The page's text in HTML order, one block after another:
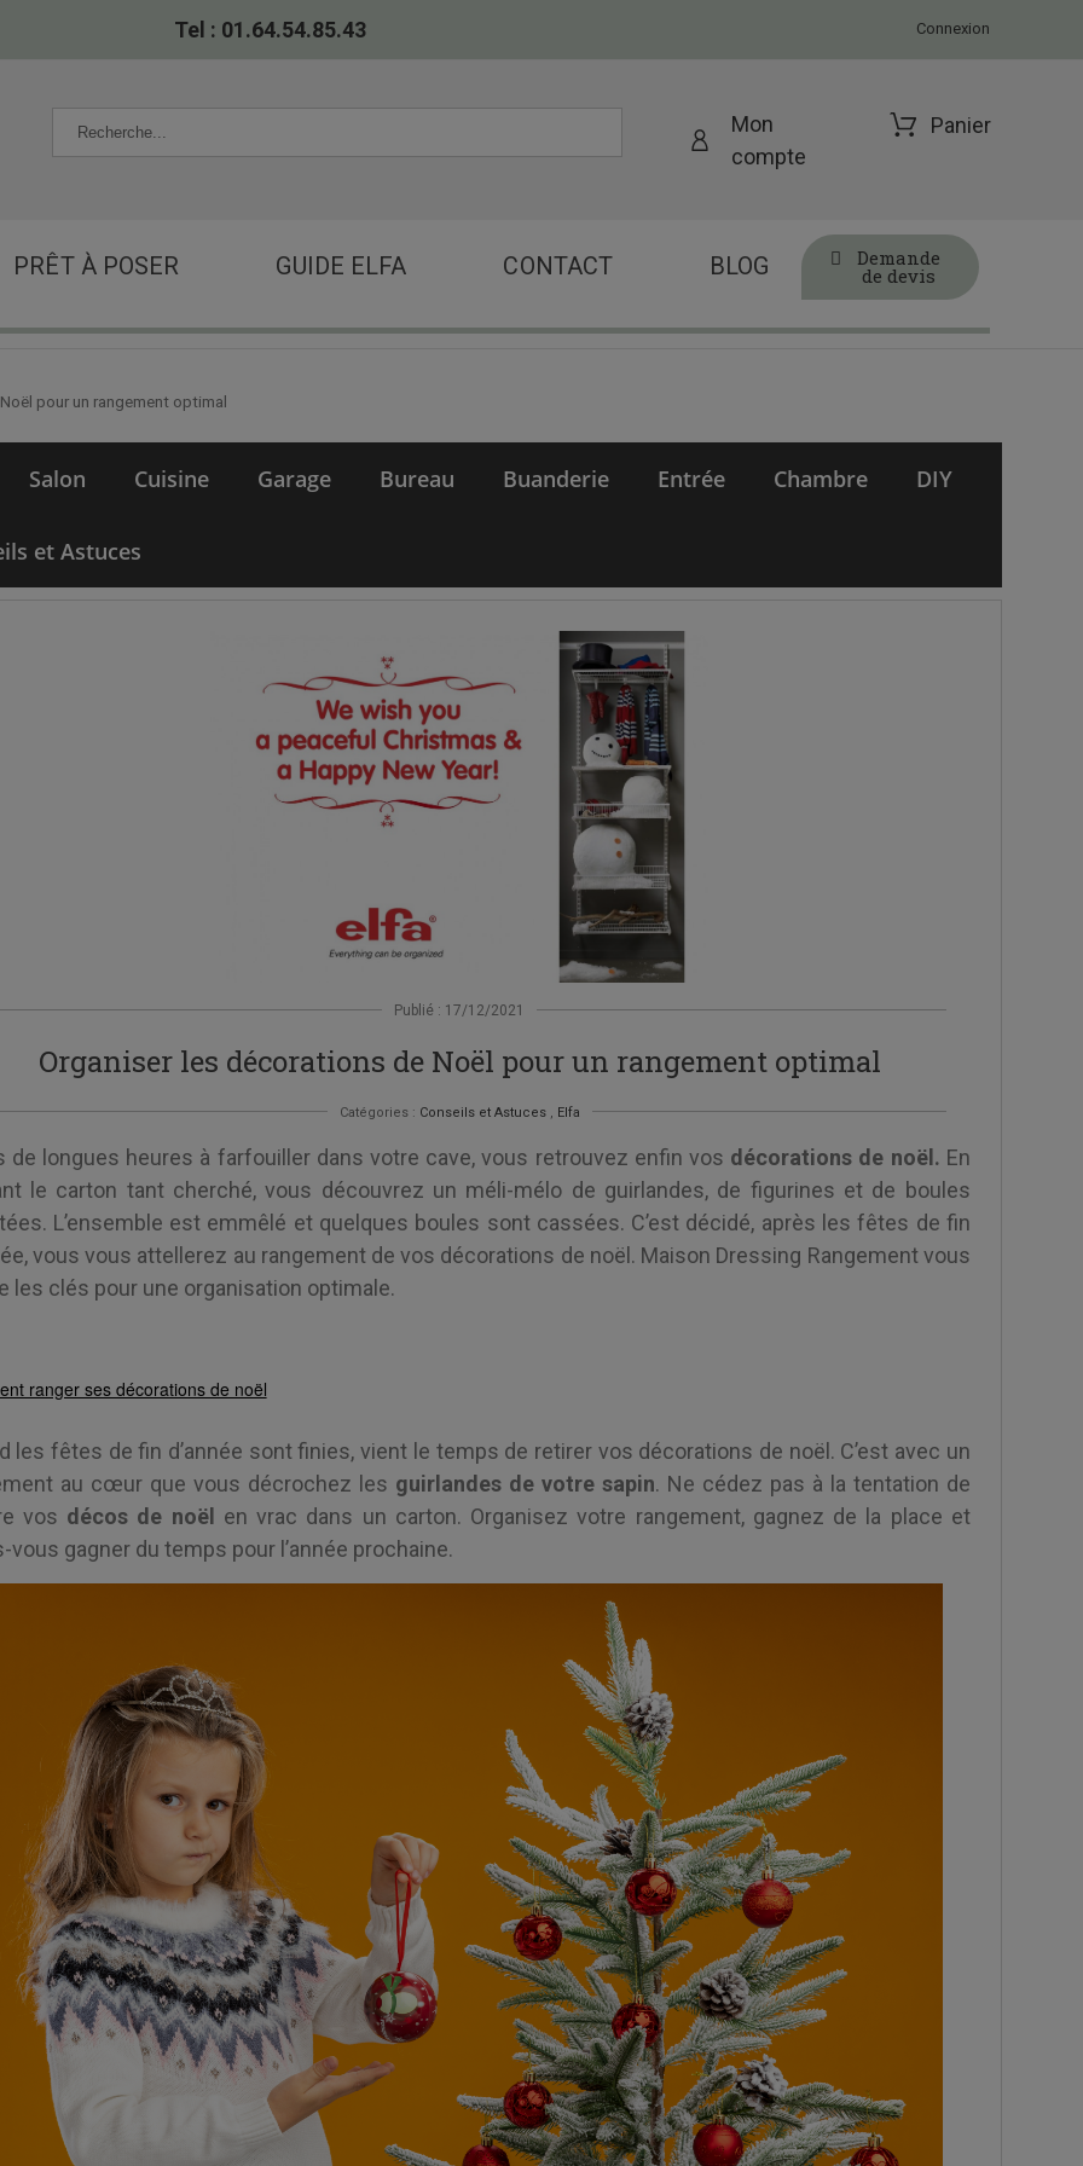
Tel : 01.64.54.85.43 Connexion
Mon
compte
Panier
PRÊT À POSER GUIDE ELFA CONTACT BLOG Demande
de devis
pour un rangement optimal
Salon Cuisine Garage Bureau Buanderie Entrée Chambre DIY
et Astuces
Publié : 17/12/2021
Organiser les décorations de Noël pour un rangement optimal
Catégories : Conseils et Astuces, Elfa
de longues heures à farfouiller dans votre cave, vous retrouvez enfin vos décorations de noël. En
le carton tant cherché, vous découvrez un méli-mélo de guirlandes, de figurines et de boules
L’ensemble est emmêlé et quelques boules sont cassées. C’est décidé, après les fêtes de fin
vous vous attellerez au rangement de vos décorations de noël. Maison Dressing Rangement vous
les clés pour une organisation optimale.
ranger ses décorations de noël
les fêtes de fin d’année sont finies, vient le temps de retirer vos décorations de noël. C’est avec un
au cœur que vous décrochez les guirlandes de votre sapin. Ne cédez pas à la tentation de
vos décos de noël en vrac dans un carton. Organisez votre rangement, gagnez de la place et
vous gagner du temps pour l’année prochaine.